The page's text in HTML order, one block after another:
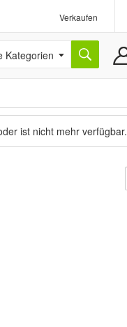
Verkaufen
Kategorien
ist nicht mehr verfügbar.